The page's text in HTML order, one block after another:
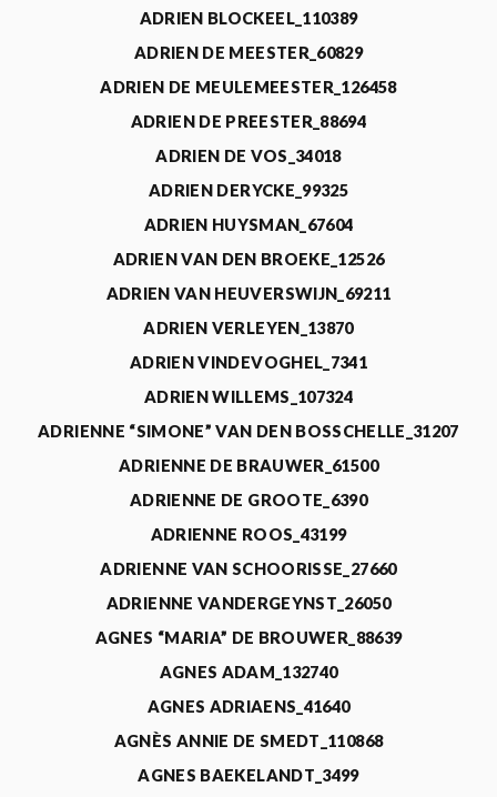
ADRIEN BLOCKEEL_110389
ADRIEN DE MEESTER_60829
ADRIEN DE MEULEMEESTER_126458
ADRIEN DE PREESTER_88694
ADRIEN DE VOS_34018
ADRIEN DERYCKE_99325
ADRIEN HUYSMAN_67604
ADRIEN VAN DEN BROEKE_12526
ADRIEN VAN HEUVERSWIJN_69211
ADRIEN VERLEYEN_13870
ADRIEN VINDEVOGHEL_7341
ADRIEN WILLEMS_107324
ADRIENNE “SIMONE” VAN DEN BOSSCHELLE_31207
ADRIENNE DE BRAUWER_61500
ADRIENNE DE GROOTE_6390
ADRIENNE ROOS_43199
ADRIENNE VAN SCHOORISSE_27660
ADRIENNE VANDERGEYNST_26050
AGNES “MARIA” DE BROUWER_88639
AGNES ADAM_132740
AGNES ADRIAENS_41640
AGNÈS ANNIE DE SMEDT_110868
AGNES BAEKELANDT_3499